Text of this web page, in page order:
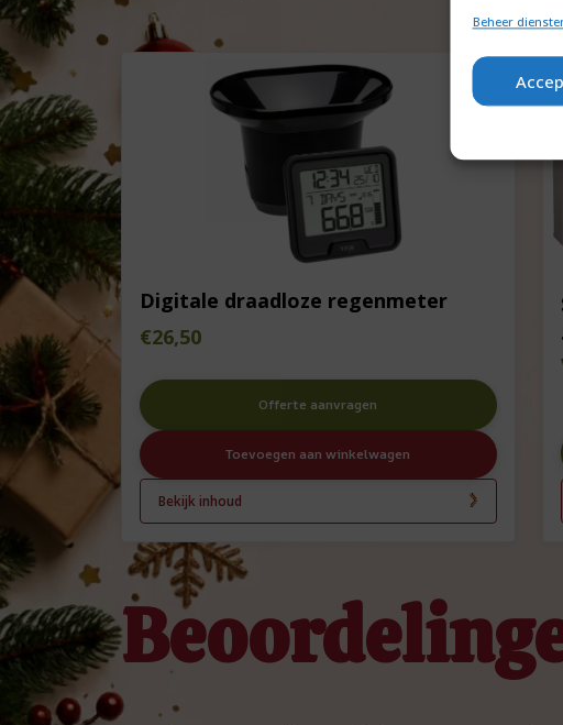
Beheer
Digitale draadloze regenmeter
€26,50
Offerte aanvragen
Toevoegen aan winkelwagen
Bekijk inhoud